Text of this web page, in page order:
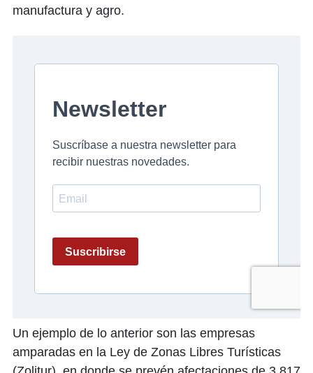
manufactura y agro.
Un ejemplo de lo anterior son las empresas
amparadas en la Ley de Zonas Libres Turísticas